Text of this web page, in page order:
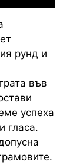
рунд и
във
успеха
гласа.